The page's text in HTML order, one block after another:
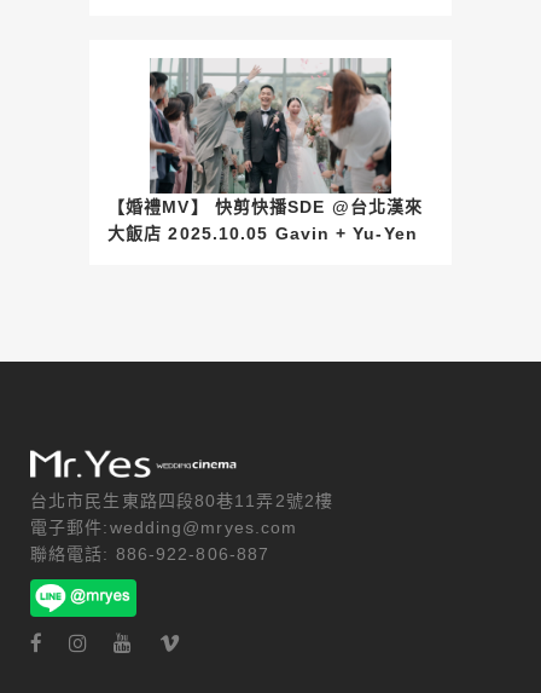
【婚禮MV】 快剪快播SDE @台北漢來
大飯店 2025.10.05 Gavin + Yu-Yen
台北市民生東路四段80巷11弄2號2樓
電子郵件:wedding@mryes.com
聯絡電話: 886-922-806-887